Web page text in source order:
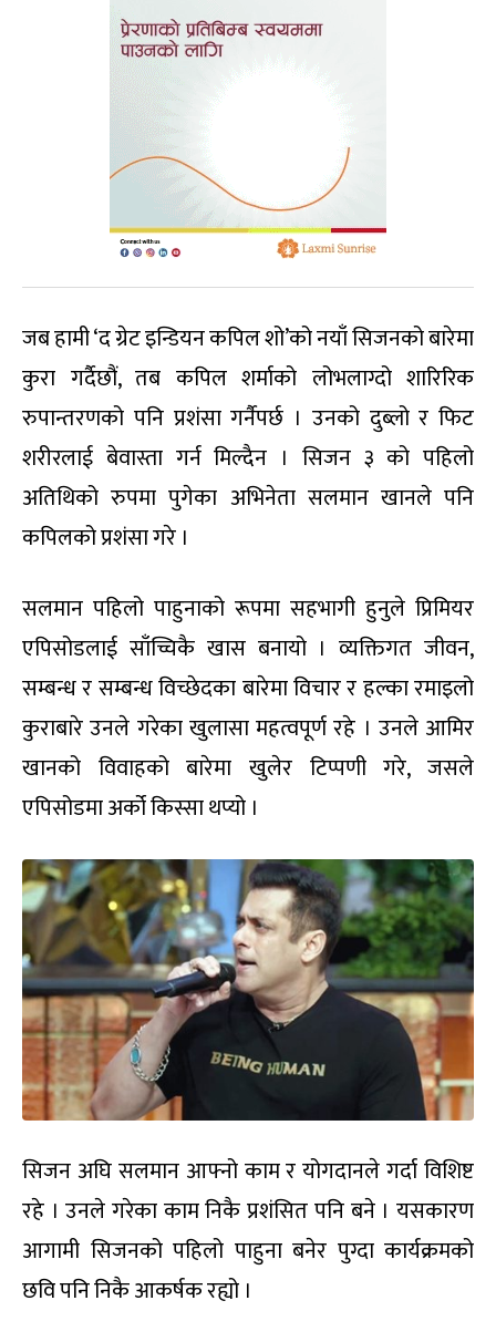
जब हामी ‘द ग्रेट इन्डियन कपिल शो’को नयाँ सिजनको बारेमा
कुरा गर्दैछौं, तब कपिल शर्माको लोभलाग्दो शारिरिक
रुपान्तरणको पनि प्रशंसा गर्नैपर्छ । उनको दुब्लो र फिट
शरीरलाई बेवास्ता गर्न मिल्दैन । सिजन ३ को पहिलो
अतिथिको रुपमा पुगेका अभिनेता सलमान खानले पनि
कपिलको प्रशंसा गरे ।
सलमान पहिलो पाहुनाको रूपमा सहभागी हुनुले प्रिमियर
एपिसोडलाई साँच्चिकै खास बनायो । व्यक्तिगत जीवन,
सम्बन्ध र सम्बन्ध विच्छेदका बारेमा विचार र हल्का रमाइलो
कुराबारे उनले गरेका खुलासा महत्वपूर्ण रहे । उनले आमिर
खानको विवाहको बारेमा खुलेर टिप्पणी गरे, जसले
एपिसोडमा अर्को किस्सा थप्यो ।
सिजन अघि सलमान आफ्नो काम र योगदानले गर्दा विशिष्ट
रहे । उनले गरेका काम निकै प्रशंसित पनि बने । यसकारण
आगामी सिजनको पहिलो पाहुना बनेर पुग्दा कार्यक्रमको
छवि पनि निकै आकर्षक रह्यो ।